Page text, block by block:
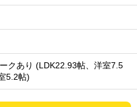
クあり (LDK22.93帖、洋室7.5
5.2帖)